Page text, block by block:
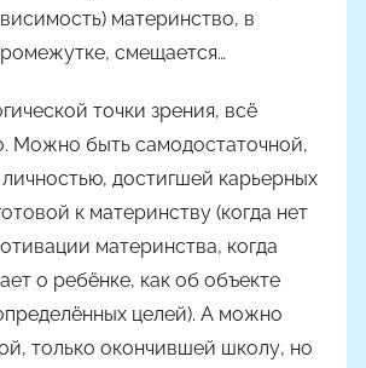
материнство, в
смещается…
точки зрения, всё
Можно быть самодостаточной,
достигшей карьерных
к материнству (когда нет
материнства, когда
о ребёнке, как об объекте
целей). А можно
только окончившей школу, но